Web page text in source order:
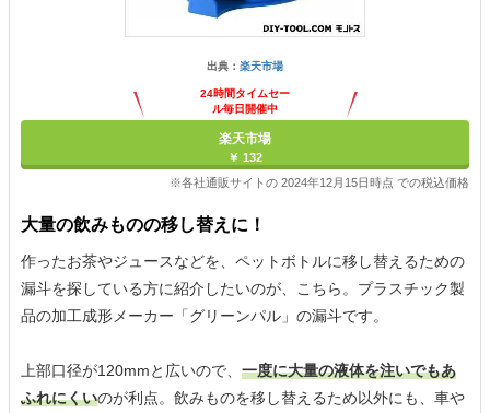
出典： 楽天市場
24時間タイムセー
ル毎日開催中
楽天市場
￥ 132
※各社通販サイトの 2024年12月15日時点 での税込価格
大量の飲みものの移し替えに！
作ったお茶やジュースなどを、ペットボトルに移し替えるための
漏斗を探している方に紹介したいのが、こちら。プラスチック製
品の加工成形メーカー「グリーンパル」の漏斗です。
上部口径が120mmと広いので、 一度に大量の液体を注いでもあ
ふれにくいのが利点。飲みものを移し替えるため以外にも、車や